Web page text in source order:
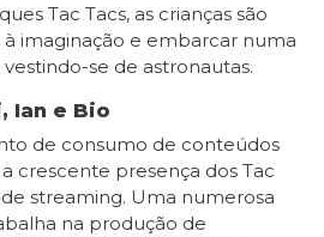
Tac Tacs, as crianças são
à imaginação e embarcar numa
se de astronautas.
Ian e Bio
de consumo de conteúdos
crescente presença dos Tac
streaming. Uma numerosa
na produção de